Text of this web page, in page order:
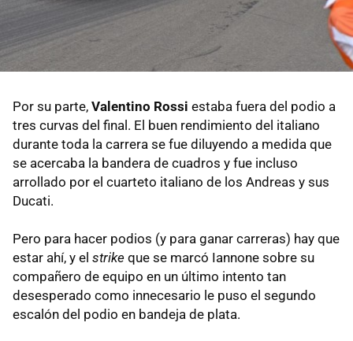
Por su parte, Valentino Rossi estaba fuera del podio a
tres curvas del final. El buen rendimiento del italiano
durante toda la carrera se fue diluyendo a medida que
se acercaba la bandera de cuadros y fue incluso
arrollado por el cuarteto italiano de los Andreas y sus
Ducati.
Pero para hacer podios (y para ganar carreras) hay que
estar ahí, y el strike que se marcó Iannone sobre su
compañero de equipo en un último intento tan
desesperado como innecesario le puso el segundo
escalón del podio en bandeja de plata.